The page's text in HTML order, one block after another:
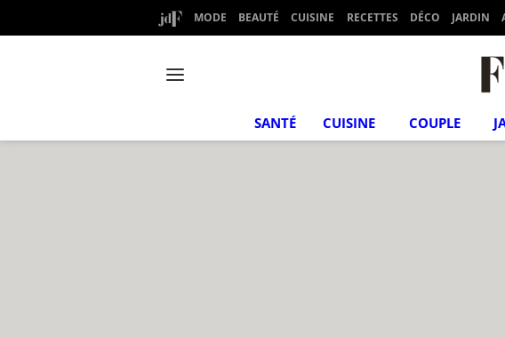
MODE BEAUTÉ CUISINE RECETTES DÉCO JARDIN
SANTÉ CUISINE COUPLE